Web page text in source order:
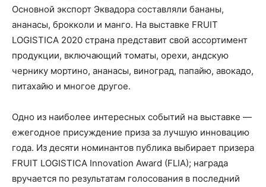
Основной экспорт Эквадора составляли бананы,
ананасы, брокколи и манго. На выставке FRUIT
LOGISTICA 2020 страна представит свой ассортимент
продукции, включающий томаты, орехи, андскую
чернику мортино, ананасы, виноград, папайю, авокадо,
питахайю и многое другое.
Одно из наиболее интересных событий на выставке —
ежегодное присуждение приза за лучшую инновацию
года. Из десяти номинантов публика выбирает призера
FRUIT LOGISTICA Innovation Award (FLIA); награда
вручается по результатам голосования в последний